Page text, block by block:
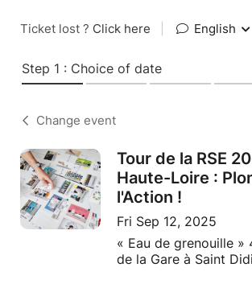
Ticket lost ? Click here English
Step 1 : Choice of date
Change event
Tour de la RSE
Haute-Loire :
l'Action !
Fri Sep 12, 2025
« Eau de grenouille »
de la Gare à Saint